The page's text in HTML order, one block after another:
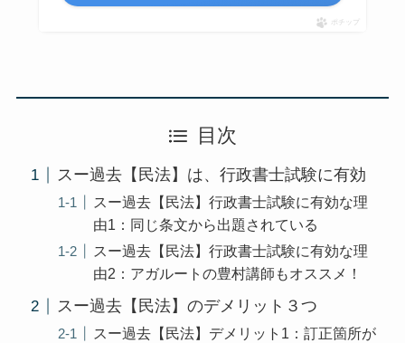
ポチップ
目次
スー過去【民法】は、行政書士試験に有効
スー過去【民法】行政書士試験に有効な理
由1：同じ条文から出題されている
スー過去【民法】行政書士試験に有効な理
由2：アガルートの豊村講師もオススメ！
スー過去【民法】のデメリット３つ
スー過去【民法】デメリット1：訂正箇所が